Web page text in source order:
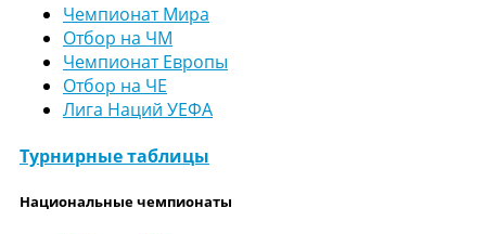
Чемпионат Мира
Отбор на ЧМ
Чемпионат Европы
Отбор на ЧЕ
Лига Наций УЕФА
Турнирные таблицы
Национальные чемпионаты